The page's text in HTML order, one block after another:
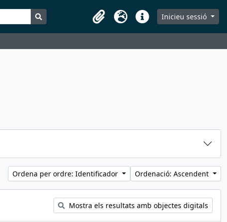
Search in browse page
Portaretalls
IdiomaDreceresInicieu sessió
Ordena per ordre: Identificador Ordenació: Ascendent
Mostra els resultats amb objectes digitals